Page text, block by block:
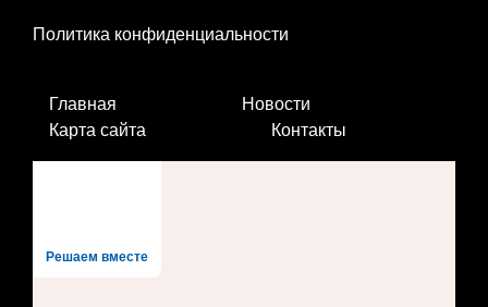
Политика конфиденциальности
Главная
Новости
Карта сайта
Контакты
Решаем вместе